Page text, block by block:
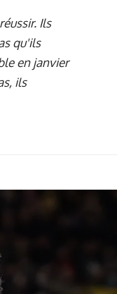
Ils
qu'ils
en janvier
ils